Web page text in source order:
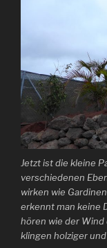
Jetzt ist die kleine
verschiedenen
wirken wie
erkennt man keine
hören wie der
klingen holziger